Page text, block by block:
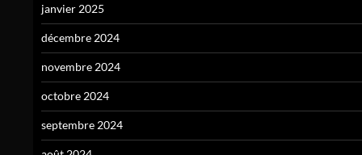
janvier 2025
décembre 2024
novembre 2024
octobre 2024
septembre 2024